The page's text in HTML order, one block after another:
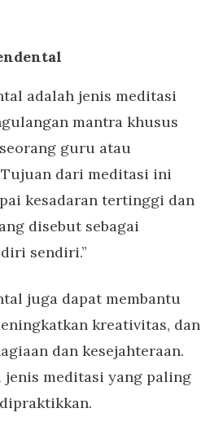
adalah jenis meditasi
mantra khusus
guru atau
dari meditasi ini
kesadaran tertinggi dan
disebut sebagai
sendiri.”
juga dapat membantu
kreativitas, dan
dan kesejahteraan.
jenis meditasi yang paling